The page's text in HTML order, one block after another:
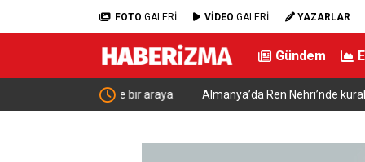
FOTO GALERİ VİDEO GALERİ YAZARLAR
Gündem
Almanya’da Ren Nehri’nde kuraklık alarmı: Su